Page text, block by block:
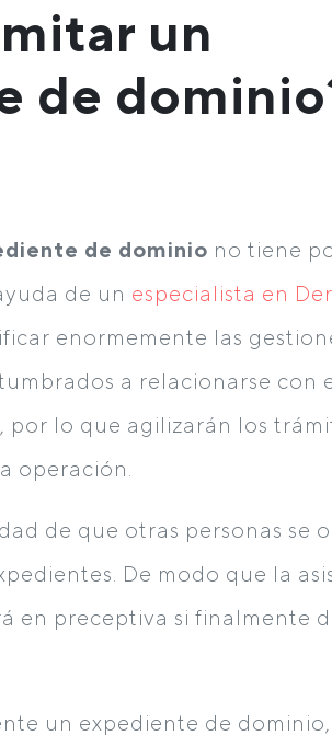
un
de
de dominio no tiene
de un especialista en
enormemente las
a relacionarse con
por lo que agilizarán los
operación.
de que otras personas se
De modo que la
en preceptiva si finalmente
un expediente de